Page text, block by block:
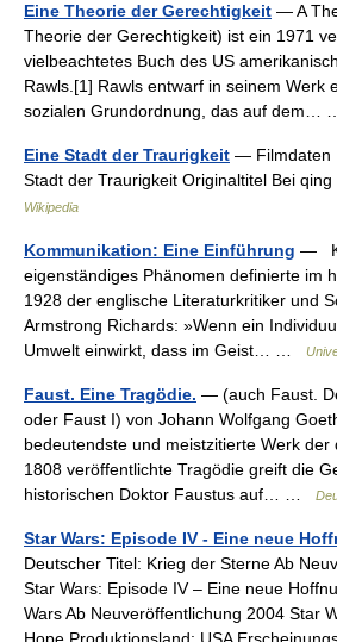
Eine Theorie der Gerechtigkeit — A
Theorie der Gerechtigkeit) ist ein 1971
vielbeachtetes Buch des US
Rawls.[1] Rawls entwarf in seinem Werk
sozialen Grundordnung, das auf dem…
Eine Stadt der Traurigkeit — Filmdaten
Stadt der Traurigkeit Originaltitel Bei
Wikipedia
Kommunikation: Eine Einführung —
eigenständiges Phänomen definierte im
1928 der englische Literaturkritiker und
Armstrong Richards: »Wenn ein
Umwelt einwirkt, dass im Geist… …
Faust. Eine Tragödie. — (auch Faust.
oder Faust I) von Johann Wolfgang
bedeutendste und meistzitierte Werk der
1808 veröffentlichte Tragödie greift die
historischen Doktor Faustus auf… …
Star Wars: Episode IV - Eine neue
Deutscher Titel: Krieg der Sterne Ab
Star Wars: Episode IV – Eine neue
Wars Ab Neuveröffentlichung 2004 Star